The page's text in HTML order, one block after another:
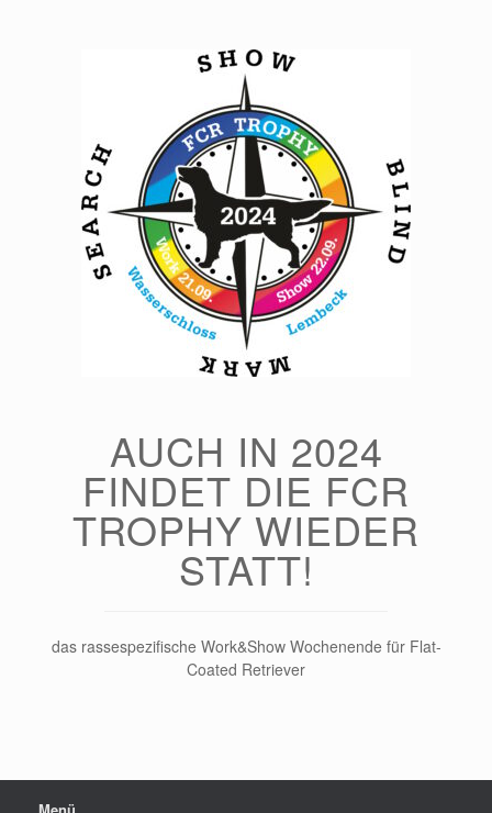
AUCH IN 2024
FINDET DIE FCR
TROPHY WIEDER
STATT!
das rassespezifische Work&Show Wochenende für Flat-
Coated Retriever